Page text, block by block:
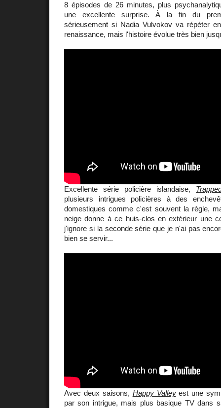
8 épisodes de 26 minutes, plus
une excellente surprise. À la fin du
sérieusement si Nadia Vulvokov va répéter
renaissance, mais l'histoire évolue très bien
Excellente série policière islandaise,
plusieurs intrigues policières à des
domestiques comme c'est souvent la règle,
neige donne à ce huis-clos en extérieur une
j'ignore si la seconde série que je n'ai pas
bien se servir...
Avec deux saisons, Happy Valleyest une
par son intrigue, mais plus basique TV dans